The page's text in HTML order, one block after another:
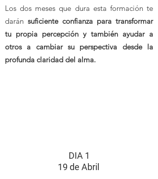
Los dos meses que dura esta formación te
darán suficiente confianza para transformar
tu propia percepción y también ayudar a
otros a cambiar su perspectiva desde la
profunda claridad del alma.
DIA 1
19 de Abril